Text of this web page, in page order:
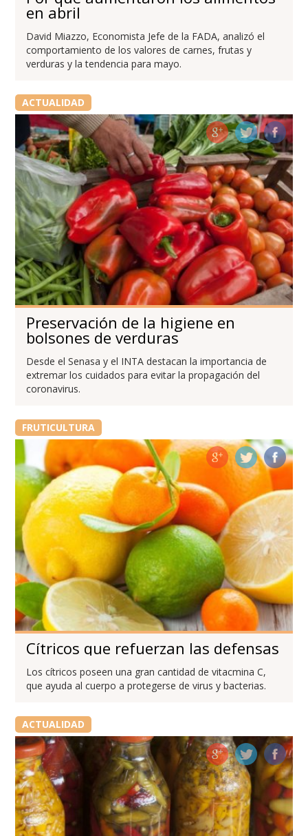
en abril
David Miazzo, Economista Jefe de la FADA, analizó el
comportamiento de los valores de carnes, frutas y
verduras y la tendencia para mayo.
ACTUALIDAD
Preservación de la higiene en
bolsones de verduras
Desde el Senasa y el INTA destacan la importancia de
extremar los cuidados para evitar la propagación del
coronavirus.
FRUTICULTURA
Cítricos que refuerzan las defensas
Los cítricos poseen una gran cantidad de vitacmina C,
que ayuda al cuerpo a protegerse de virus y bacterias.
ACTUALIDAD